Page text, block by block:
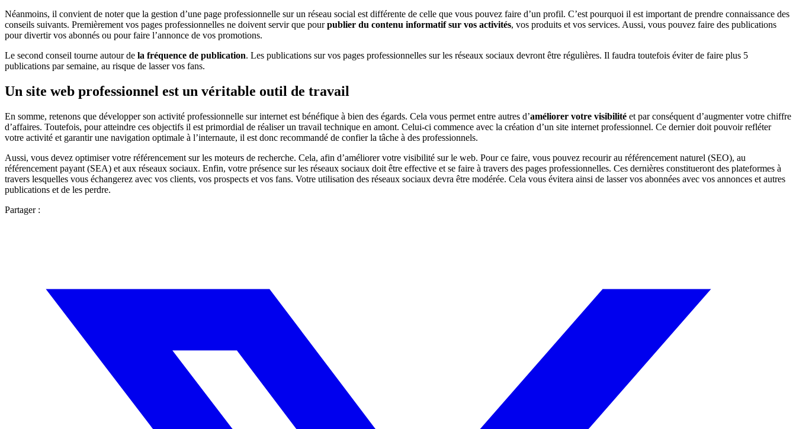
Néanmoins, il convient de noter que la gestion d’une page professionnelle sur un réseau social est différente de celle que vous pouvez faire d’un profil. C’est pourquoi il est important de prendre connaissance des
conseils suivants. Premièrement vos pages professionnelles ne doivent servir que pourpublier du contenu informatif sur vos activités, vos produits et vos services. Aussi, vous pouvez faire des publications
pour divertir vos abonnés ou pour faire l’annonce de vos promotions.
Le second conseil tourne autour de la fréquence de publication. Les publications sur vos pages professionnelles sur les réseaux sociaux devront être régulières. Il faudra toutefois éviter de faire plus 5
publications par semaine, au risque de lasser vos fans.
Un site web professionnel est un véritable outil de travail
En somme, retenons que développer son activité professionnelle sur internet est bénéfique à bien des égards. Cela vous permet entre autres d’améliorer votre visibilité et par conséquent d’augmenter votre chiffre
d’affaires. Toutefois, pour atteindre ces objectifs il est primordial de réaliser un travail technique en amont. Celui-ci commence avec la création d’un site internet professionnel. Ce dernier doit pouvoir refléter
votre activité et garantir une navigation optimale à l’internaute, il est donc recommandé de confier la tâche à des professionnels.
Aussi, vous devez optimiser votre référencement sur les moteurs de recherche. Cela, afin d’améliorer votre visibilité sur le web. Pour ce faire, vous pouvez recourir au référencement naturel (SEO), au
référencement payant (SEA) et aux réseaux sociaux. Enfin, votre présence sur les réseaux sociaux doit être effective et se faire à travers des pages professionnelles. Ces dernières constitueront des plateformes à
travers lesquelles vous échangerez avec vos clients, vos prospects et vos fans. Votre utilisation des réseaux sociaux devra être modérée. Cela vous évitera ainsi de lasser vos abonnées avec vos annonces et autres
publications et de les perdre.
Partager :